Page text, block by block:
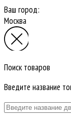
Ваш город:
Москва
Поиск товаров
Введите название